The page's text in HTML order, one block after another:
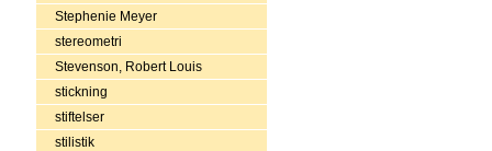
Stephenie Meyer
stereometri
Stevenson, Robert Louis
stickning
stiftelser
stilistik